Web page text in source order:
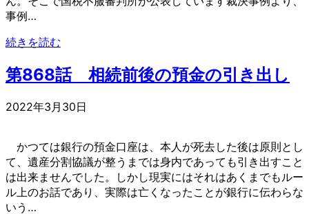
事例…
続きを読む
第868話 相続前後の預金の引き出し
2022年3月30日
かつては銀行の預金口座は、本人が死去した後は原則とし
て、遺産分割協議が整うまでは身内であっても引き出すこと
は出来ませんでした。しかし現実にはそれはあくまでもルー
ル上のお話であり、実際は亡くなったことが銀行に伝わらな
いう…